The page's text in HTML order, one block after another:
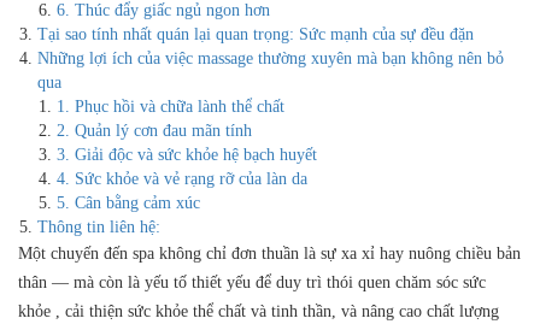
6. Thúc đẩy giấc ngủ ngon hơn
Tại sao tính nhất quán lại quan trọng: Sức mạnh của sự đều đặn
Những lợi ích của việc massage thường xuyên mà bạn không nên bỏ
qua
1. Phục hồi và chữa lành thể chất
2. Quản lý cơn đau mãn tính
3. Giải độc và sức khỏe hệ bạch huyết
4. Sức khỏe và vẻ rạng rỡ của làn da
5. Cân bằng cảm xúc
Thông tin liên hệ:
Một chuyến đến spa không chỉ đơn thuần là sự xa xỉ hay nuông chiều bản
thân — mà còn là yếu tố thiết yếu để duy trì thói quen chăm sóc sức
khỏe , cải thiện sức khỏe thể chất và tinh thần, và nâng cao chất lượng